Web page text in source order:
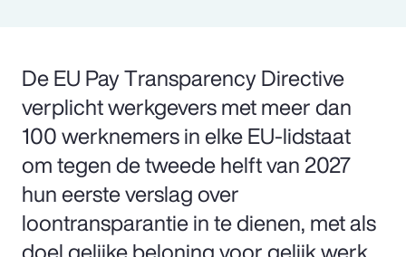
De EU Pay Transparency Directive
verplicht werkgevers met meer dan
100 werknemers in elke EU-lidstaat
om tegen de tweede helft van 2027
hun eerste verslag over
loontransparantie in te dienen, met als